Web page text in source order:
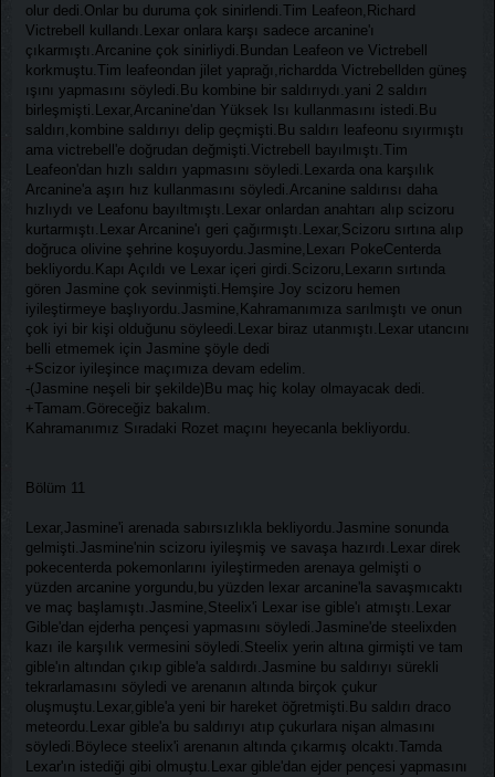
olur dedi.Onlar bu duruma çok sinirlendi.Tim Leafeon,Richard
Victrebell kullandı.Lexar onlara karşı sadece arcanine'ı
çıkarmıştı.Arcanine çok sinirliydi.Bundan Leafeon ve Victrebell
korkmuştu.Tim leafeondan jilet yaprağı,richardda Victrebellden güneş
ışını yapmasını söyledi.Bu kombine bir saldırıydı.yani 2 saldırı
birleşmişti.Lexar,Arcanine'dan Yüksek Isı kullanmasını istedi.Bu
saldırı,kombine saldırıyı delip geçmişti.Bu saldırı leafeonu sıyırmıştı
ama victrebell'e doğrudan değmişti.Victrebell bayılmıştı.Tim
Leafeon'dan hızlı saldırı yapmasını söyledi.Lexarda ona karşılık
Arcanine'a aşırı hız kullanmasını söyledi.Arcanine saldırısı daha
hızlıydı ve Leafonu bayıltmıştı.Lexar onlardan anahtarı alıp scizoru
kurtarmıştı.Lexar Arcanine'ı geri çağırmıştı.Lexar,Scizoru sırtına alıp
doğruca olivine şehrine koşuyordu.Jasmine,Lexarı PokeCenterda
bekliyordu.Kapı Açıldı ve Lexar içeri girdi.Scizoru,Lexarın sırtında
gören Jasmine çok sevinmişti.Hemşire Joy scizoru hemen
iyileştirmeye başlıyordu.Jasmine,Kahramanımıza sarılmıştı ve onun
çok iyi bir kişi olduğunu söyleedi.Lexar biraz utanmıştı.Lexar utancını
belli etmemek için Jasmine şöyle dedi
+Scizor iyileşince maçımıza devam edelim.
-(Jasmine neşeli bir şekilde)Bu maç hiç kolay olmayacak dedi.
+Tamam.Göreceğiz bakalım.
Kahramanımız Sıradaki Rozet maçını heyecanla bekliyordu.
Bölüm 11
Lexar,Jasmine'i arenada sabırsızlıkla bekliyordu.Jasmine sonunda
gelmişti.Jasmine'nin scizoru iyileşmiş ve savaşa hazırdı.Lexar direk
pokecenterda pokemonlarını iyileştirmeden arenaya gelmişti o
yüzden arcanine yorgundu,bu yüzden lexar arcanine'la savaşmıcaktı
ve maç başlamıştı.Jasmine,Steelix'i Lexar ise gible'ı atmıştı.Lexar
Gible'dan ejderha pençesi yapmasını söyledi.Jasmine'de steelixden
kazı ile karşılık vermesini söyledi.Steelix yerin altına girmişti ve tam
gible'ın altından çıkıp gible'a saldırdı.Jasmine bu saldırıyı sürekli
tekrarlamasını söyledi ve arenanın altında birçok çukur
oluşmuştu.Lexar,gible'a yeni bir hareket öğretmişti.Bu saldırı draco
meteordu.Lexar gible'a bu saldırıyı atıp çukurlara nişan almasını
söyledi.Böylece steelix'i arenanın altında çıkarmış olcaktı.Tamda
Lexar'ın istediği gibi olmuştu.Lexar gible'dan ejder pençesi yapmasını